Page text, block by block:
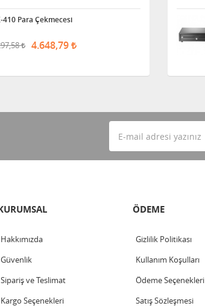
410 Para Çekmecesi
4.648,79
Hakkımızda
Güvenlik
Sipariş ve Teslimat
Kargo Seçenekleri
ÖDEME
Gizlilik Politikası
Kullanım Koşulları
Ödeme Seçenekleri
Satış Sözleşmesi